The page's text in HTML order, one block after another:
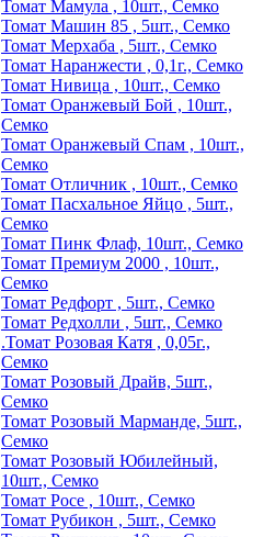
Томат Мамула , 10шт., Семко
Томат Машин 85 , 5шт., Семко
Томат Мерхаба , 5шт., Семко
Томат Наранжести , 0,1г., Семко
Томат Нивица , 10шт., Семко
Томат Оранжевый Бой , 10шт.,
Семко
Томат Оранжевый Спам , 10шт.,
Семко
Томат Отличник , 10шт., Семко
Томат Пасхальное Яйцо , 5шт.,
Семко
Томат Пинк Флаф, 10шт., Семко
Томат Премиум 2000 , 10шт.,
Семко
Томат Редфорт , 5шт., Семко
Томат Редхолли , 5шт., Семко
.Томат Розовая Катя , 0,05г.,
Семко
Томат Розовый Драйв, 5шт.,
Семко
Томат Розовый Марманде, 5шт.,
Семко
Томат Розовый Юбилейный,
10шт., Семко
Томат Росе , 10шт., Семко
Томат Рубикон , 5шт., Семко